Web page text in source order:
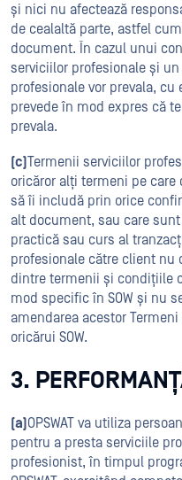
și nici nu afectează
de cealaltă parte, astfel
document. În cazul unui
serviciilor profesionale și un
profesionale vor prevala, cu
prevede în mod expres că
prevala.
(c)Termenii serviciilor
oricăror alți termeni pe
să îi includă prin orice
alt document, sau care
practică sau curs al
profesionale către client
dintre termenii și condițiile
mod specific în SOW și nu
amendarea acestor
oricărui SOW.
3.
(a)OPSWAT va utiliza
pentru a presta serviciile
profesionist, în timpul